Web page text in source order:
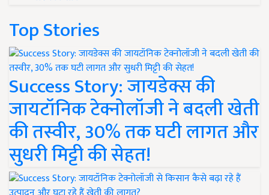
Top Stories
Success Story: जायडेक्स की
जायटॉनिक टेक्नोलॉजी ने बदली खेती
की तस्वीर, 30% तक घटी लागत और
सुधरी मिट्टी की सेहत!